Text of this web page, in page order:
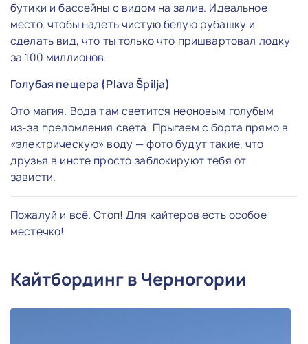
бутики и бассейны с видом на залив. Идеальное
место, чтобы надеть чистую белую рубашку и
сделать вид, что ты только что пришвартовал лодку
за 100 миллионов.
Голубая пещера (Plava Špilja)
Это магия. Вода там светится неоновым голубым
из-за преломления света. Прыгаем с борта прямо в
«электрическую» воду — фото будут такие, что
друзья в инсте просто заблокируют тебя от
зависти.
Пожалуй и всё. Стоп! Для кайтеров есть особое
местечко!
Кайтбординг в Черногории